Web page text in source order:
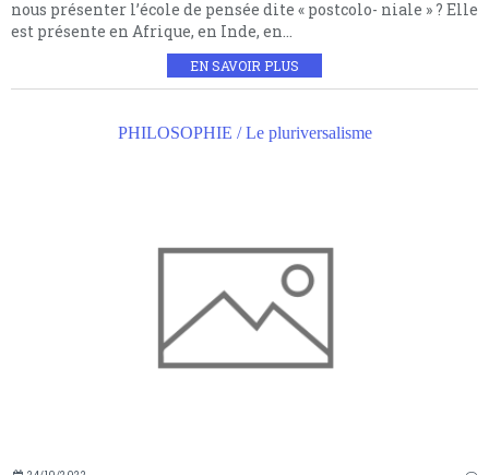
nous présenter l’école de pensée dite « postcolo- niale » ? Elle
est présente en Afrique, en Inde, en...
EN SAVOIR PLUS
PHILOSOPHIE / Le pluriversalisme